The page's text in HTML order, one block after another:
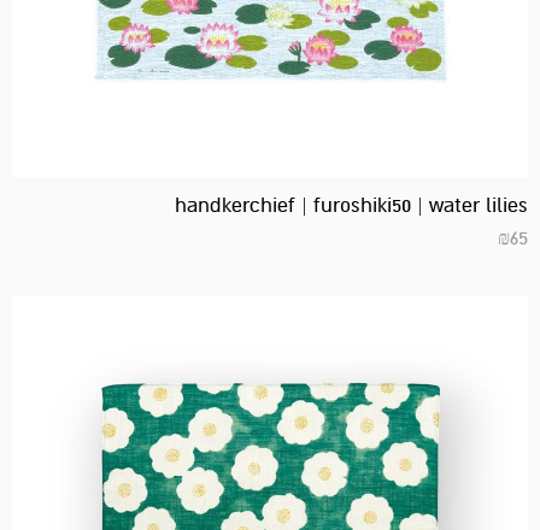
handkerchief | furoshiki50 | water lilies
₪65